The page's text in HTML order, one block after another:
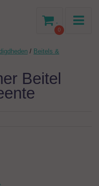
0
-
/ Beitels &
Beitel